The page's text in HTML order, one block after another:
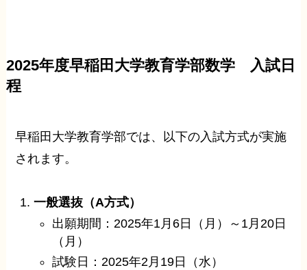
2025年度早稲田大学教育学部数学 入試日
程
早稲田大学教育学部では、以下の入試方式が実施
されます。
一般選抜（A方式）
出願期間：2025年1月6日（月）～1月20日
（月）
試験日：2025年2月19日（水）